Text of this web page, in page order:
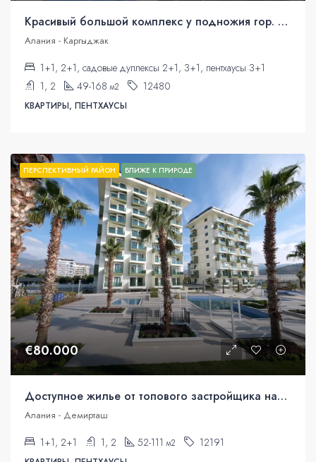
Красивый большой комплекс у подножия гор. Гражданство Турции
Алания - Каргыджак
1+1, 2+1, садовые дуплексы 2+1, 3+1, пентхаусы 3+1
1, 2
49-168 м2 12480
КВАРТИРЫ, ПЕНТХАУСЫ
ПЕРСПЕКТИВНЫЙ РАЙОН БЛИЖЕ К ПРИРОДЕ
€80.000
Доступное жилье от топового застройщика нашего региона в районе Демирташ.
Алания - Демирташ
1+1, 2+1 1, 2 52-111 м2 12191